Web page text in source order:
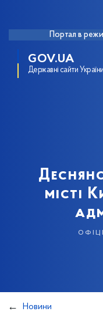
Портал в
GOV.UA
Державні сайти України
місті
Новини